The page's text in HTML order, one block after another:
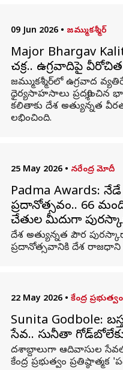
09 Jun 2026 • జమ్ముకశ్మీర్
Major Bhargav
చక్ర.. ఉగ్రవాదిపై
జమ్ముకశ్మీర్‌లో ఉగ్రవాద
ధైర్యసాహసాలు ప్రదర్శించిన
కలితాకు దేశ అత్యున్నత
లభించింది.
25 May 2026 • నరేంద్ర మోదీ
Padma Awards:
ప్రదానోత్సవం.. 66
చేతుల మీదుగా
దేశ అత్యున్నత పౌర
ప్రదానోత్సవానికి దేశ రాజధాని
22 May 2026 • కేంద్ర ప్రభుత్వం
Sunita Godbole:
సేవ.. సునీతా గోడ్‌బోలేకు
దశాబ్దాలుగా ఆదివాసుల
కేంద్ర ప్రభుత్వం ప్రతిష్ఠాత్మక